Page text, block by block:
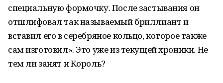
специальную формочку. После застывания он
отшлифовал так называемый бриллиант и
вставил его в серебряное кольцо, которое также
сам изготовил». Это уже из текущей хроники. Не
тем ли занят и Король?